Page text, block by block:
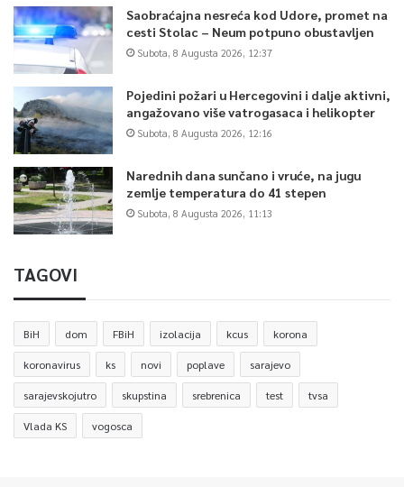
Saobraćajna nesreća kod Udore, promet na
cesti Stolac – Neum potpuno obustavljen
Subota, 8 Augusta 2026, 12:37
Pojedini požari u Hercegovini i dalje aktivni,
angažovano više vatrogasaca i helikopter
Subota, 8 Augusta 2026, 12:16
Narednih dana sunčano i vruće, na jugu
zemlje temperatura do 41 stepen
Subota, 8 Augusta 2026, 11:13
TAGOVI
BiH dom FBiH izolacija kcus korona
koronavirus ks novi poplave sarajevo
sarajevskojutro skupstina srebrenica test tvsa
Vlada KS vogosca